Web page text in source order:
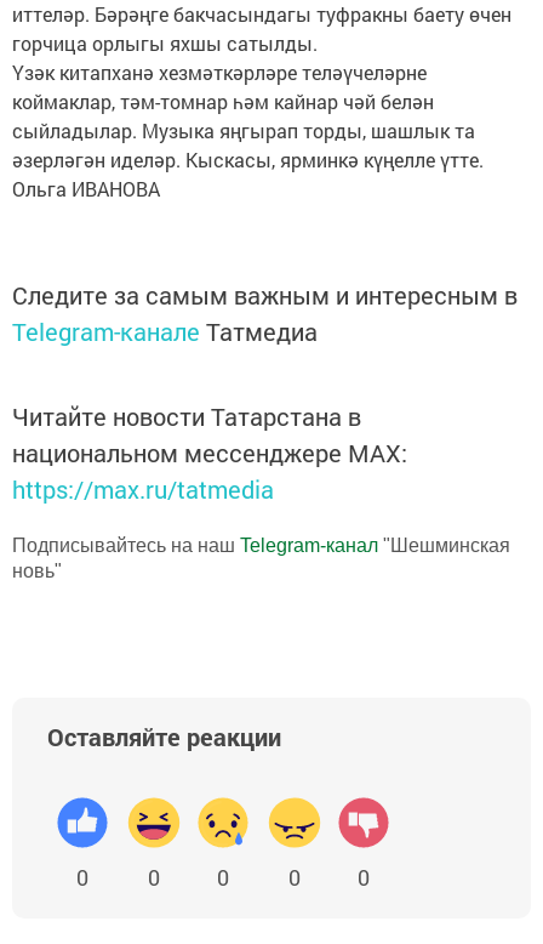
иттеләр. Бәрәңге бакчасындагы туфракны баету өчен
горчица орлыгы яхшы сатылды.
Үзәк китапханә хезмәткәрләре теләүчеләрне
коймаклар, тәм-томнар һәм кайнар чәй белән
сыйладылар. Музыка яңгырап торды, шашлык та
әзерләгән иделәр. Кыскасы, ярминкә күңелле үтте.
Ольга ИВАНОВА
Следите за самым важным и интересным в
Telegram-канале Татмедиа
Читайте новости Татарстана в
национальном мессенджере MАХ:
https://max.ru/tatmedia
Подписывайтесь на наш Telegram-канал "Шешминская
новь"
Оставляйте реакции
0 0 0 0 0